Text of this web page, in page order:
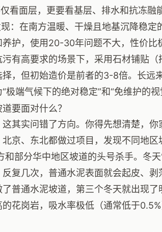
看面层，更要看基层、排水和抗冻融
：在南方温暖、干燥且地基沉降稳定
护，使用20-30年问题不大，性价比
有高要求的场景下，采用石材铺贴
，但初始造价是前者的3-8倍。长远
端气候下的绝对稳定”和“免维护的视
要面对什么？
其实问错了方向。你得先想清楚，
京、东北都做过项目，发现不同地区
和部分华中地区坡道的头号杀手。冬
反复几次，普通水泥表面就会起皮、
普通水泥坡道，第三个冬天就出现
花岗岩，吸水率极低（通常低于